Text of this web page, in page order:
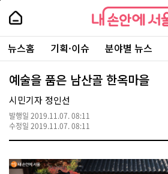
본
로
가
내
손
안
에
서
울
-
서
울
시
대
표
소
포
털
내
손
에
울
주
요
서
뉴스홈 기획·이슈 분야별 뉴스
예술을 품은 남산골 한옥마을
시민기자 정인선
발행일 2019.11.07. 08:11
수정일 2019.11.07. 08:11
페
상
단
로